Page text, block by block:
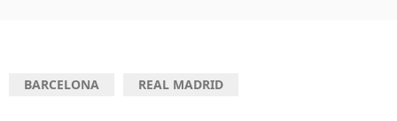
BARCELONA REAL MADRID